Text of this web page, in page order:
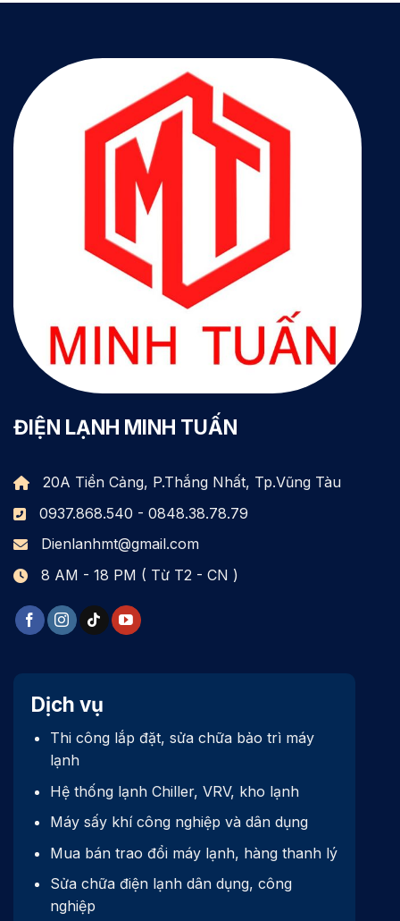
ĐIỆN LẠNH MINH TUẤN
20A Tiền Cảng, P.Thắng Nhất, Tp.Vũng Tàu
0937.868.540 - 0848.38.78.79
Dienlanhmt@gmail.com
8 AM - 18 PM ( Từ T2 - CN )
Dịch vụ
Thi công lắp đặt, sửa chữa bảo trì máy
lạnh
Hệ thống lạnh Chiller, VRV, kho lạnh
Máy sấy khí công nghiệp và dân dụng
Mua bán trao đổi máy lạnh, hàng thanh lý
Sửa chữa điện lạnh dân dụng, công
nghiệp